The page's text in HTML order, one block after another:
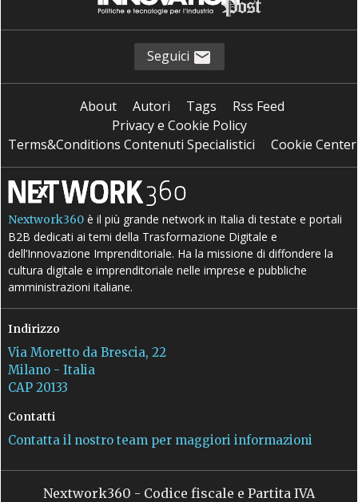
Seguici
About Autori Tags
Rss Feed
Privacy e Cookie Policy
Terms&Conditions Contenuti Specialistici
Cookie Center
Nextwork360 è il più grande network in Italia di testate e portali
B2B dedicati ai temi della Trasformazione Digitale e
dell’Innovazione Imprenditoriale. Ha la missione di diffondere la
cultura digitale e imprenditoriale nelle imprese e pubbliche
amministrazioni italiane.
Indirizzo
Via Moretto da Brescia, 22
Milano - Italia
CAP 20133
Contatti
Contatta il nostro team per maggiori informazioni
Nextwork360 - Codice fiscale e Partita IVA